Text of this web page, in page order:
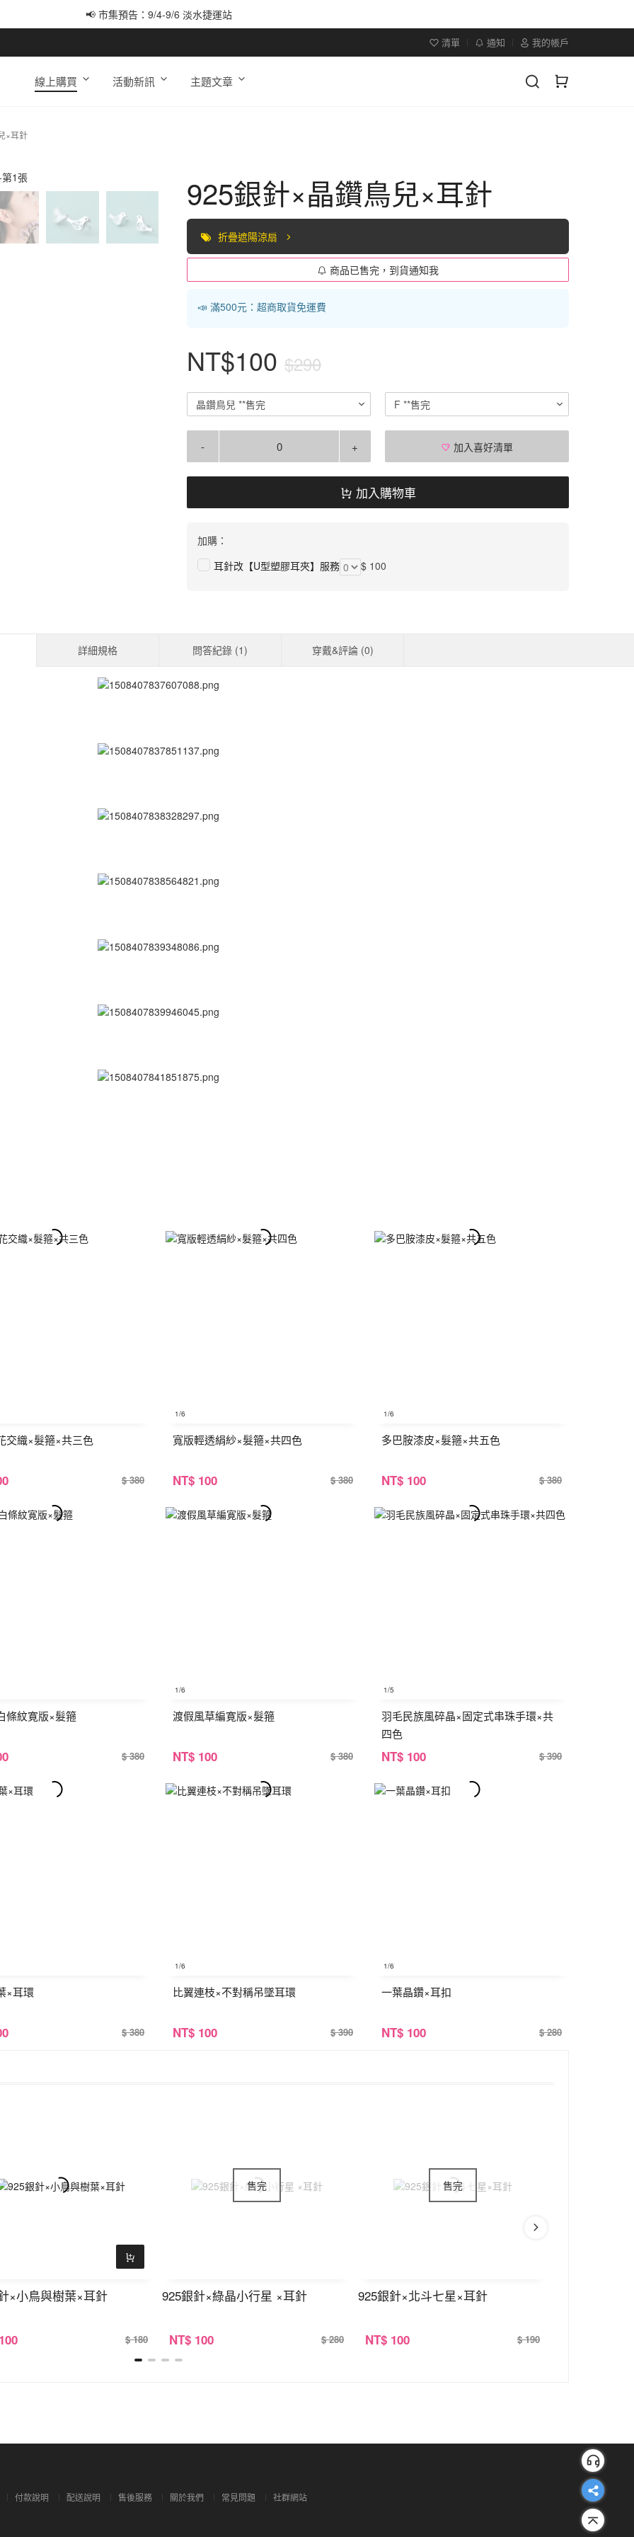
📢 市集預告：9/4-9/6 淡水捷運站
清單 通知 我的帳戶
線上購買 活動新訊 主題文章
×耳針
925銀針×晶鑽鳥兒×耳針
折疊遮陽涼扇
商品已售完，到貨通知我
📣 滿500元：超商取貨免運費
NT$100 $290
晶鑽鳥兒 **售完 F **售完
- + 加入喜好清單
加入購物車
加購：
耳針改【U型塑膠耳夾】服務
$ 100
詳細規格 問答紀錄 (1) 穿戴&評論 (0)
交織×髮箍×共三色
$ 380
1/6
寬版輕透絹紗×髮箍×共四色
NT$ 100 $ 380
1/6
多巴胺漆皮×髮箍×共五色
NT$ 100 $ 380
條紋寛版×髮箍
$ 380
1/6
渡假風草編寛版×髮箍
NT$ 100 $ 380
1/5
羽毛民族風碎晶×固定式串珠手環×共
四色
NT$ 100 $ 390
×耳環
$ 380
1/6
比翼連枝×不對稱吊墜耳環
NT$ 100 $ 390
1/6
一葉晶鑽×耳扣
NT$ 100 $ 280
×小鳥與樹葉×耳針
$ 180
925銀針×綠晶小行星 ×耳針
NT$ 100 $ 280
925銀針×北斗七星×耳針
NT$ 100 $ 190
付款說明 配送說明 售後服務 關於我們 常見問題 社群網站